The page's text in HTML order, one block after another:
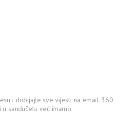
i dobijajte sve vijesti na email. 360
sandučetu već imamo.